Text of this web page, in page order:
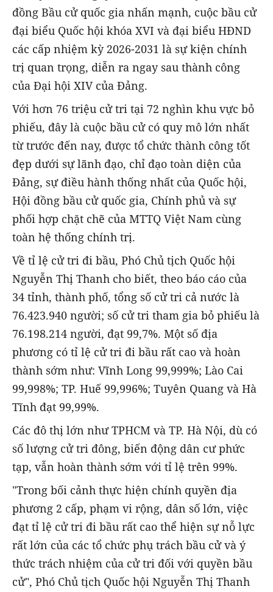
đồng Bầu cử quốc gia nhấn mạnh, cuộc bầu cử
đại biểu Quốc hội khóa XVI và đại biểu HĐND
các cấp nhiệm kỳ 2026-2031 là sự kiện chính
trị quan trọng, diễn ra ngay sau thành công
của Đại hội XIV của Đảng.
Với hơn 76 triệu cử tri tại 72 nghìn khu vực bỏ
phiếu, đây là cuộc bầu cử có quy mô lớn nhất
từ trước đến nay, được tổ chức thành công tốt
đẹp dưới sự lãnh đạo, chỉ đạo toàn diện của
Đảng, sự điều hành thống nhất của Quốc hội,
Hội đồng bầu cử quốc gia, Chính phủ và sự
phối hợp chặt chẽ của MTTQ Việt Nam cùng
toàn hệ thống chính trị.
Về tỉ lệ cử tri đi bầu, Phó Chủ tịch Quốc hội
Nguyễn Thị Thanh cho biết, theo báo cáo của
34 tỉnh, thành phố, tổng số cử tri cả nước là
76.423.940 người; số cử tri tham gia bỏ phiếu là
76.198.214 người, đạt 99,7%. Một số địa
phương có tỉ lệ cử tri đi bầu rất cao và hoàn
thành sớm như: Vĩnh Long 99,999%; Lào Cai
99,998%; TP. Huế 99,996%; Tuyên Quang và Hà
Tĩnh đạt 99,99%.
Các đô thị lớn như TPHCM và TP. Hà Nội, dù có
số lượng cử tri đông, biến động dân cư phức
tạp, vẫn hoàn thành sớm với tỉ lệ trên 99%.
"Trong bối cảnh thực hiện chính quyền địa
phương 2 cấp, phạm vi rộng, dân số lớn, việc
đạt tỉ lệ cử tri đi bầu rất cao thể hiện sự nỗ lực
rất lớn của các tổ chức phụ trách bầu cử và ý
thức trách nhiệm của cử tri đối với quyền bầu
cử", Phó Chủ tịch Quốc hội Nguyễn Thị Thanh